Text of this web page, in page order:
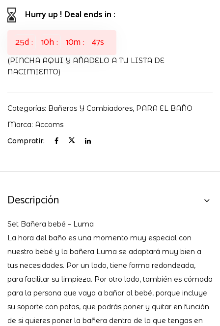
cantidad
Hurry up ! Deal ends in :
25d 10h 10m 47s
(PINCHA AQUI Y AÑADELO A TU LISTA DE
NACIMIENTO)
Categorías: Bañeras Y Cambiadores, PARA EL BAÑO
Marca: Accoms
Compratir:
Descripción
Set Bañera bebé – Luma
La hora del baño es una momento muy especial con
nuestro bebé y la bañera Luma se adaptará muy bien a
tus necesidades. Por un lado, tiene forma redondeada,
para facilitar su limpieza. Por otro lado, también es cómoda
para la persona que vaya a bañar al bebé, porque incluye
su soporte con patas, que podrás poner y quitar en función
de si quieres poner la bañera dentro de la que tengas en